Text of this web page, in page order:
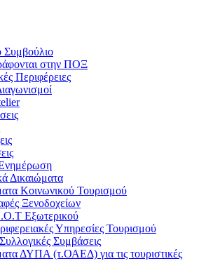
Συμβούλιο
στην ΠΟΞ
Περιφέρειες
Ενημέρωση
Δικαιώματα
Κοινωνικού Τουρισμού
Ξενοδοχείων
Εξωτερικού
Υπηρεσίες Τουρισμού
Συμβάσεις
ΔΥΠΑ (τ.ΟΑΕΔ) για τις τουριστικές